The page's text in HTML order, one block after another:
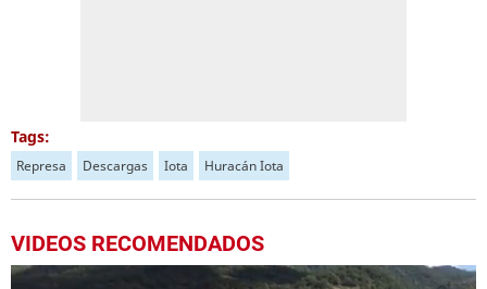
Tags:
Represa Descargas Iota Huracán Iota
VIDEOS RECOMENDADOS